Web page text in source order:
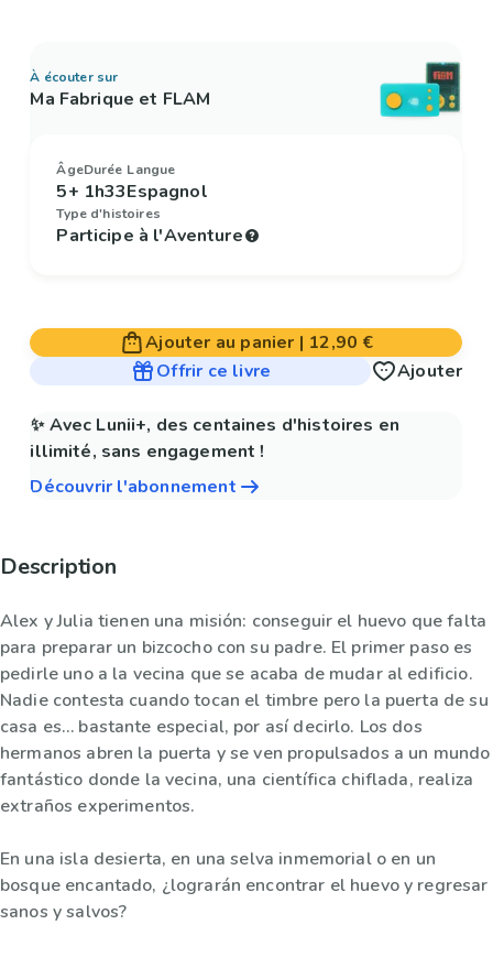
À écouter sur
Ma Fabrique et FLAM
Âge
5+
Durée
1h33
Langue
Espagnol
Type d'histoires
Participe à l'Aventure
Ajouter au panier | 12,90 €
Offrir ce livre
Ajouter
✨ Avec Lunii+, des centaines d'histoires en
illimité, sans engagement !
Découvrir l'abonnement
Description
Alex y Julia tienen una misión: conseguir el huevo que falta
para preparar un bizcocho con su padre. El primer paso es
pedirle uno a la vecina que se acaba de mudar al edificio.
Nadie contesta cuando tocan el timbre pero la puerta de su
casa es… bastante especial, por así decirlo. Los dos
hermanos abren la puerta y se ven propulsados a un mundo
fantástico donde la vecina, una científica chiflada, realiza
extraños experimentos.
En una isla desierta, en una selva inmemorial o en un
bosque encantado, ¿lograrán encontrar el huevo y regresar
sanos y salvos?